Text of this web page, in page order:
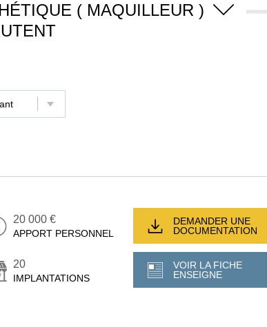
( MAQUILLEUR )
20 000 €
APPORT PERSONNEL
20
IMPLANTATIONS
DEMANDER UNE
DOCUMENTATION
VOIR LA FICHE
ENSEIGNE